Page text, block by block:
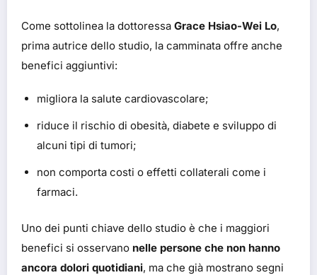
Come sottolinea la dottoressa Grace Hsiao-Wei Lo,
prima autrice dello studio, la camminata offre anche
benefici aggiuntivi:
migliora la salute cardiovascolare;
riduce il rischio di obesità, diabete e sviluppo di
alcuni tipi di tumori;
non comporta costi o effetti collaterali come i
farmaci.
Uno dei punti chiave dello studio è che i maggiori
benefici si osservano nelle persone che non hanno
ancora dolori quotidiani, ma che già mostrano segni